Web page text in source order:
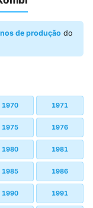
de produção do
1970 1971
1975 1976
1980 1981
1985 1986
1990 1991